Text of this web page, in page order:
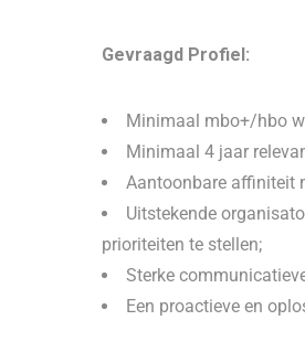
Gevraagd Profiel:
Minimaal mbo+/hbo
Minimaal 4 jaar
Aantoonbare affiniteit
Uitstekende
prioriteiten te stellen;
Sterke
Een proactieve en